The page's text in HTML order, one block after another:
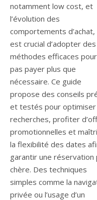
notamment low cost, et
l’évolution des
comportements d’achat,
est crucial d’adopter des
méthodes efficaces
pas payer plus que
nécessaire. Ce guide
propose des conseils
et testés pour optimiser
recherches, profiter
promotionnelles et
la flexibilité des dates
garantir une réservation
chère. Des techniques
simples comme la
privée ou l’usage d’un